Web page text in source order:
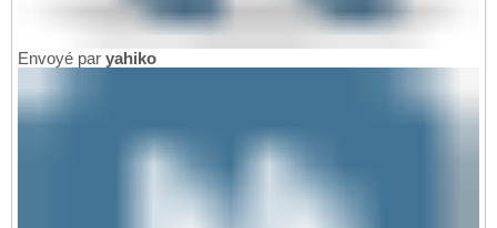
Envoyé par yahiko